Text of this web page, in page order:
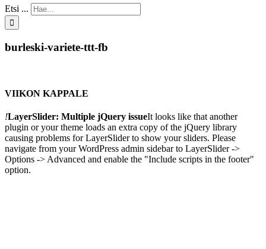
Etsi ...
burleski-variete-ttt-fb
VIIKON KAPPALE
!LayerSlider: Multiple jQuery issueIt looks like that another
plugin or your theme loads an extra copy of the jQuery library
causing problems for LayerSlider to show your sliders. Please
navigate from your WordPress admin sidebar to LayerSlider ->
Options -> Advanced and enable the "Include scripts in the footer"
option.